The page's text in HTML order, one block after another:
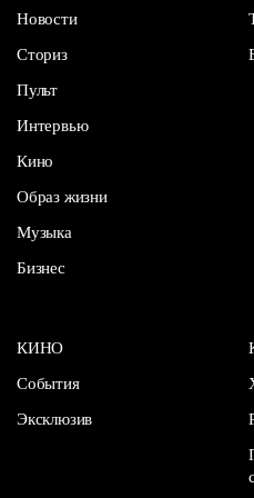
Новости
Сториз
Пульт
Интервью
Кино
Образ жизни
Музыка
Бизнес
КИНО
События
Эксклюзив